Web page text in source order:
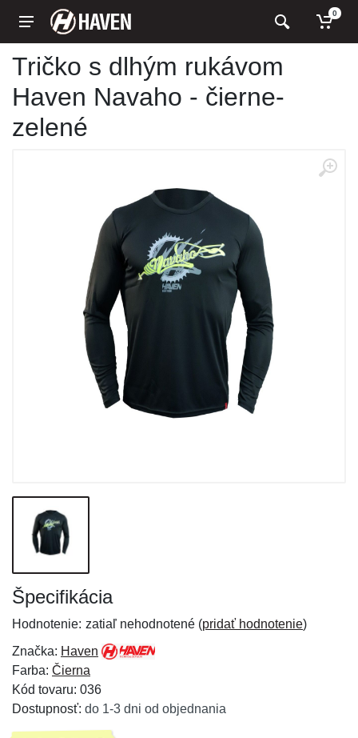
0
Tričko s dlhým rukávom
Haven Navaho - čierne-
zelené
Špecifikácia
Hodnotenie: zatiaľ nehodnotené (pridať hodnotenie)
Značka: Haven
Farba: Čierna
Kód tovaru: 036
Dostupnosť: do 1-3 dni od objednania